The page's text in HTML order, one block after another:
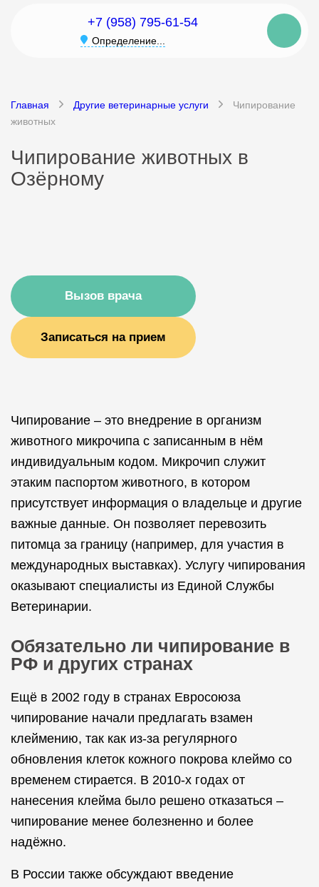
+7 (958) 795-61-54
Определение...
Главная Другие ветеринарные услуги
Чипирование
животных
Чипирование животных в
Озёрному
Вызов врача
Записаться на прием
Чипирование – это внедрение в организм
животного микрочипа с записанным в нём
индивидуальным кодом. Микрочип служит
этаким паспортом животного, в котором
присутствует информация о владельце и другие
важные данные. Он позволяет перевозить
питомца за границу (например, для участия в
международных выставках). Услугу чипирования
оказывают специалисты из Единой Службы
Ветеринарии.
Обязательно ли чипирование в
РФ и других странах
Ещё в 2002 году в странах Евросоюза
чипирование начали предлагать взамен
клеймению, так как из-за регулярного
обновления клеток кожного покрова клеймо со
временем стирается. В 2010-х годах от
нанесения клейма было решено отказаться –
чипирование менее болезненно и более
надёжно.
В России также обсуждают введение